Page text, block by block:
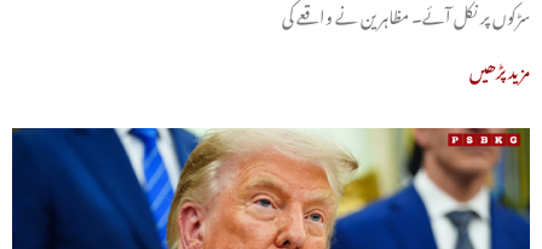
سڑکوں پر نکل آئے۔ مظاہرین نے واقعے کی
مزید پڑھیں